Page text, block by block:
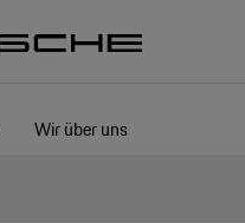
Wir über uns